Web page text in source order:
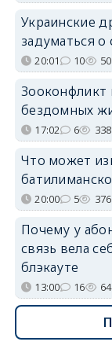
Украинские
задуматься о
20:01 10
Зооконфликт
бездомных
17:02 6
Что может
20:00 5
Почему у
связь вела
блэкауте
13:00 16